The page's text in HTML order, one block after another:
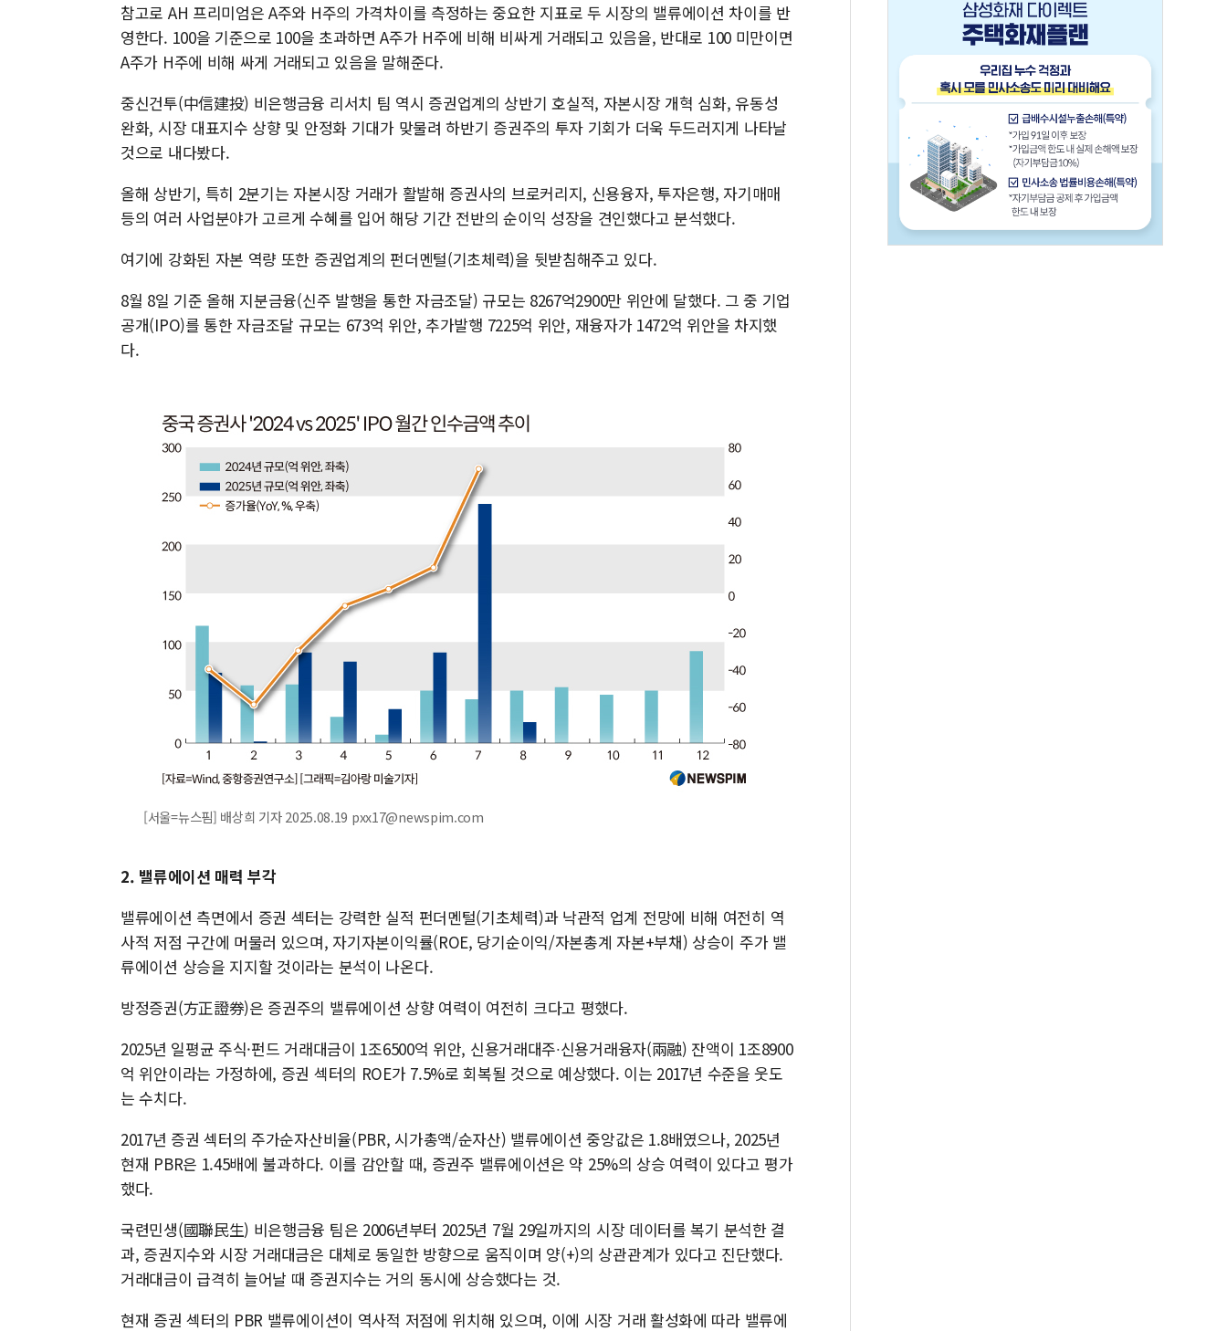
참고로 AH 프리미엄은 A주와 H주의 가격차이를 측정하는 중요한 지표로 두 시장의 밸류에이션 차이를 반
영한다. 100을 기준으로 100을 초과하면 A주가 H주에 비해 비싸게 거래되고 있음을, 반대로 100 미만이면
A주가 H주에 비해 싸게 거래되고 있음을 말해준다.
중신건투(中信建投) 비은행금융 리서치 팀 역시 증권업계의 상반기 호실적, 자본시장 개혁 심화, 유동성
완화, 시장 대표지수 상향 및 안정화 기대가 맞물려 하반기 증권주의 투자 기회가 더욱 두드러지게 나타날
것으로 내다봤다.
올해 상반기, 특히 2분기는 자본시장 거래가 활발해 증권사의 브로커리지, 신용융자, 투자은행, 자기매매
등의 여러 사업분야가 고르게 수혜를 입어 해당 기간 전반의 순이익 성장을 견인했다고 분석했다.
여기에 강화된 자본 역량 또한 증권업계의 펀더멘털(기초체력)을 뒷받침해주고 있다.
8월 8일 기준 올해 지분금융(신주 발행을 통한 자금조달) 규모는 8267억2900만 위안에 달했다. 그 중 기업
공개(IPO)를 통한 자금조달 규모는 673억 위안, 추가발행 7225억 위안, 재융자가 1472억 위안을 차지했
다.
[서울=뉴스핌] 배상희 기자 2025.08.19 pxx17@newspim.com
2. 밸류에이션 매력 부각
밸류에이션 측면에서 증권 섹터는 강력한 실적 펀더멘털(기초체력)과 낙관적 업계 전망에 비해 여전히 역
사적 저점 구간에 머물러 있으며, 자기자본이익률(ROE, 당기순이익/자본총계 자본+부채) 상승이 주가 밸
류에이션 상승을 지지할 것이라는 분석이 나온다.
방정증권(方正證券)은 증권주의 밸류에이션 상향 여력이 여전히 크다고 평했다.
2025년 일평균 주식·펀드 거래대금이 1조6500억 위안, 신용거래대주∙신용거래융자(兩融) 잔액이 1조8900
억 위안이라는 가정하에, 증권 섹터의 ROE가 7.5%로 회복될 것으로 예상했다. 이는 2017년 수준을 웃도
는 수치다.
2017년 증권 섹터의 주가순자산비율(PBR, 시가총액/순자산) 밸류에이션 중앙값은 1.8배였으나, 2025년
현재 PBR은 1.45배에 불과하다. 이를 감안할 때, 증권주 밸류에이션은 약 25%의 상승 여력이 있다고 평가
했다.
국련민생(國聯民生) 비은행금융 팀은 2006년부터 2025년 7월 29일까지의 시장 데이터를 복기 분석한 결
과, 증권지수와 시장 거래대금은 대체로 동일한 방향으로 움직이며 양(+)의 상관관계가 있다고 진단했다.
거래대금이 급격히 늘어날 때 증권지수는 거의 동시에 상승했다는 것.
현재 증권 섹터의 PBR 밸류에이션이 역사적 저점에 위치해 있으며, 이에 시장 거래 활성화에 따라 밸류에